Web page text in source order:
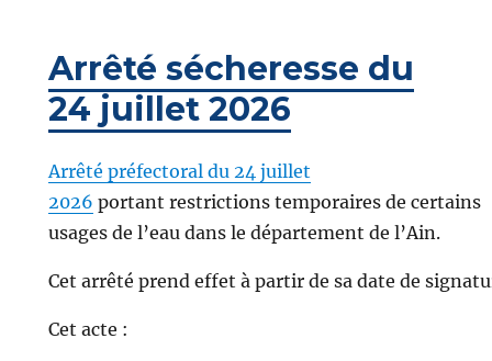
Arrêté sécheresse du
24 juillet 2026
Arrêté préfectoral du 24 juillet
2026 portant restrictions temporaires de certains
usages de l’eau dans le département de l’Ain.
Cet arrêté prend effet à partir de sa date de
Cet acte :